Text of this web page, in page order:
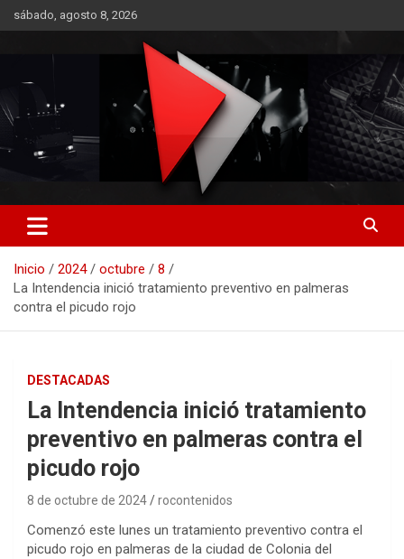
Saltar
al
sábado, agosto 8, 2026
RO CONTENIDOS
Inicio 2024 octubre
8
La Intendencia inició tratamiento preventivo en palmeras
contra el picudo rojo
DESTACADAS
La Intendencia inició tratamiento
preventivo en palmeras contra el
picudo rojo
8 de octubre de 2024 rocontenidos
Comenzó este lunes un tratamiento preventivo contra el
picudo rojo en palmeras de la ciudad de Colonia del